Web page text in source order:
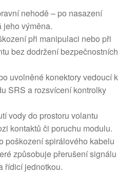
nehodě – po nasazení
jeho výměna.
při manipulaci nebo při
bez dodržení bezpečnostních
uvolněné konektory vedoucí k
SRS a rozsvícení kontrolky
vody do prostoru volantu
kontaktů či poruchu modulu.
poškození spirálového kabelu
způsobuje přerušení signálu
řídicí jednotkou.